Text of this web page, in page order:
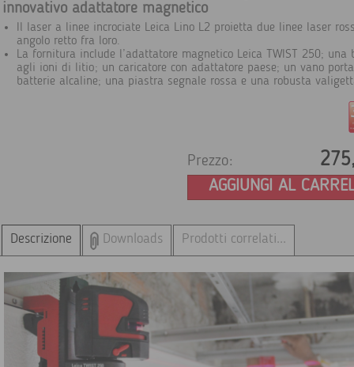
innovativo adattatore magnetico
Il laser a linee incrociate Leica Lino L2 proietta due linee laser
angolo retto fra loro.
La fornitura include l’adattatore magnetico Leica TWIST 250; una
agli ioni di litio; un caricatore con adattatore paese; un vano
batterie alcaline; una piastra segnale rossa e una robusta
Prezzo:
AGGIUNGI AL
Descrizione Downloads Prodotti correlati...